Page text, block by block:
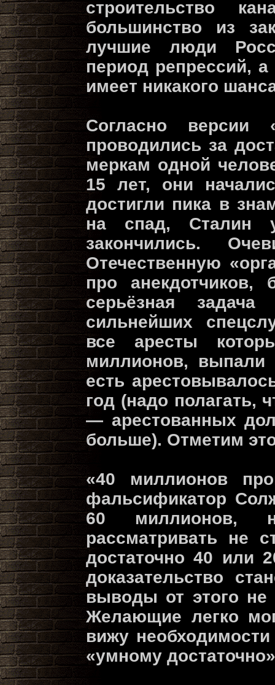
строительство
большинство из
лучшие люди
период репрессий,
имеет никакого
Согласно версии
проводились за
меркам одной
15 лет, они
достигли пика в
на спад, Сталин
закончились.
Отечественную
про
серьёзная
сильнейших
все аресты
миллионов, выпали
есть
год (надо полагать,
— арестованных
больше). Отметим
«40 миллионов
фальсификатор
60 миллионов,
рассматривать не
достаточно 40 или
доказательство
выводы от этого не
Желающие легко
вижу
«умному